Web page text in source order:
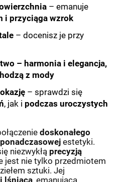
– emanuje
i przyciąga wzrok
– docenisz je przy
– harmonia i elegancja,
z mody
– sprawdzi się
, jak i podczas uroczystych
doskonałego
ponadczasowej estetyki.
niezwykłą precyzją
jest nie tylko przedmiotem
sztuki. Jej